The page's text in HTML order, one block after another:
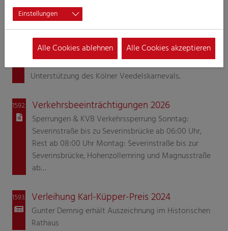
1591. Verkauf der Heinze aus dem
Rosenmontagszug
Zugleiter Holger Kirsch bietet Heinze aus dem Zoch
für 111,- Euro zum Verkauf, der Erlös dient der
Unterstützung des Kölner Veedelskarnevals.
1592. Verkehrsbeeinträchtigungen 2026
Sperrungen & KVB Verkehrssperrung Sonntag:
Severinstraße bis zu Severinsbrücke ab 06:00 Uhr,
Rest ab 08:00 Uhr Montag: Severinstraße bis zur
Severinsbrücke, Hohenzollernring und Magnusstraße
ab…
1593. Verleihung Karl-Küpper-Preis 2024
Gunter Demnig erhält Auszeichnung im Historischen
Rathaus
Einstellungen
Alle Cookies ablehnen Alle Cookies akzeptieren